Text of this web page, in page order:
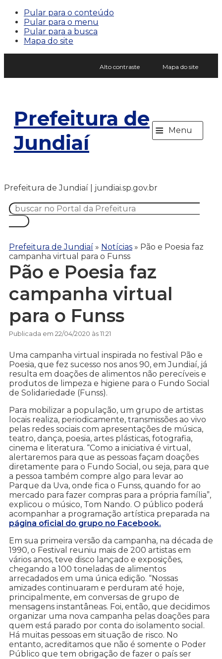
Pular para o conteúdo
Pular para o menu
Pular para a busca
Mapa do site
Alto contraste Mapa do site
Prefeitura de
Jundiaí
≡ Menu
Prefeitura de Jundiaí | jundiai.sp.gov.br
Prefeitura de Jundiaí » Notícias » Pão e Poesia faz
campanha virtual para o Funss
Pão e Poesia faz
campanha virtual
para o Funss
Publicada em 22/04/2020 às 11:21
Uma campanha virtual inspirada no festival Pão e
Poesia, que fez sucesso nos anos 90, em Jundiaí, já
resulta em doações de alimentos não perecíveis e
produtos de limpeza e higiene para o Fundo Social
de Solidariedade (Funss).
Para mobilizar a população, um grupo de artistas
locais realiza, periodicamente, transmissões ao vivo
pelas redes sociais com apresentações de música,
teatro, dança, poesia, artes plásticas, fotografia,
cinema e literatura. “Como a iniciativa é virtual,
alertaremos para que as pessoas façam doações
diretamente para o Fundo Social, ou seja, para que
a pessoa também compre algo para levar ao
Parque da Uva, onde fica o Funss, quando for ao
mercado para fazer compras para a própria família”,
explicou o músico, Tom Nando. O público poderá
acompanhar a programação artística preparada na
página oficial do grupo no Facebook.
Em sua primeira versão da campanha, na década de
1990, o Festival reuniu mais de 200 artistas em
vários anos, teve disco lançado e exposições,
chegando a 100 toneladas de alimentos
arrecadados em uma única edição. “Nossas
amizades continuaram e perduram até hoje,
principalmente, em conversas de grupo de
mensagens instantâneas. Foi, então, que decidimos
organizar uma nova campanha pelas doações para
quem está parado por conta do isolamento social.
Há muitas pessoas em situação de risco. No
entanto, acreditamos que não é somente o Poder
Público que tem obrigação de fazer o país ser